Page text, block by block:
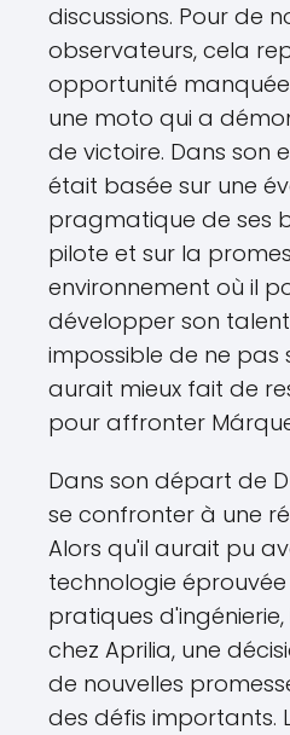
discussions. Pour de
observateurs, cela
opportunité
une moto qui a
de victoire. Dans son
était basée sur une
pragmatique de ses
pilote et sur la
environnement où il
développer son
impossible de ne pas
aurait mieux fait de
pour affronter
Dans son départ de
se confronter à une
Alors qu'il aurait pu
technologie
pratiques
chez Aprilia, une
de nouvelles
des défis importants.